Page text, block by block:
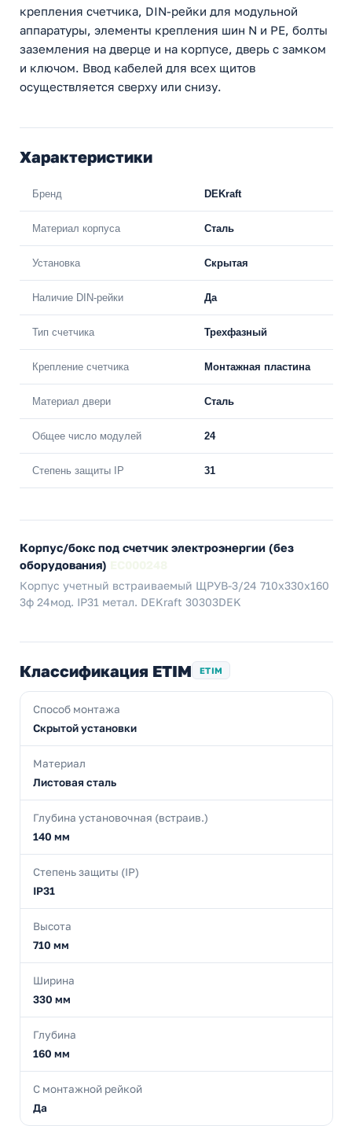
крепления счетчика, DIN-рейки для модульной
аппаратуры, элементы крепления шин N и PE, болты
заземления на дверце и на корпусе, дверь с замком
и ключом. Ввод кабелей для всех щитов
осуществляется сверху или снизу.
Характеристики
Бренд DEKraft
Материал корпуса Сталь
Установка Скрытая
Наличие DIN-рейки Да
Тип счетчика Трехфазный
Крепление счетчика Монтажная пластина
Материал двери Сталь
Общее число модулей 24
Степень защиты IP 31
Корпус/бокс под счетчик электроэнергии (без
оборудования)
Корпус учетный встраиваемый ЩРУВ-3/24 710х330х160
3ф 24мод. IP31 метал. DEKraft 30303DEK
Классификация ETIM ETIM
Способ монтажа
Скрытой установки
Материал
Листовая сталь
Глубина установочная (встраив.)
140 мм
Степень защиты (IP)
IP31
Высота
710 мм
Ширина
330 мм
Глубина
160 мм
С монтажной рейкой
Да